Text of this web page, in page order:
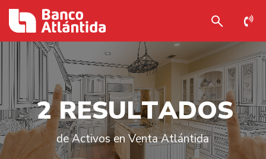
2 RESULTADOS
de Activos en Venta Atlántida